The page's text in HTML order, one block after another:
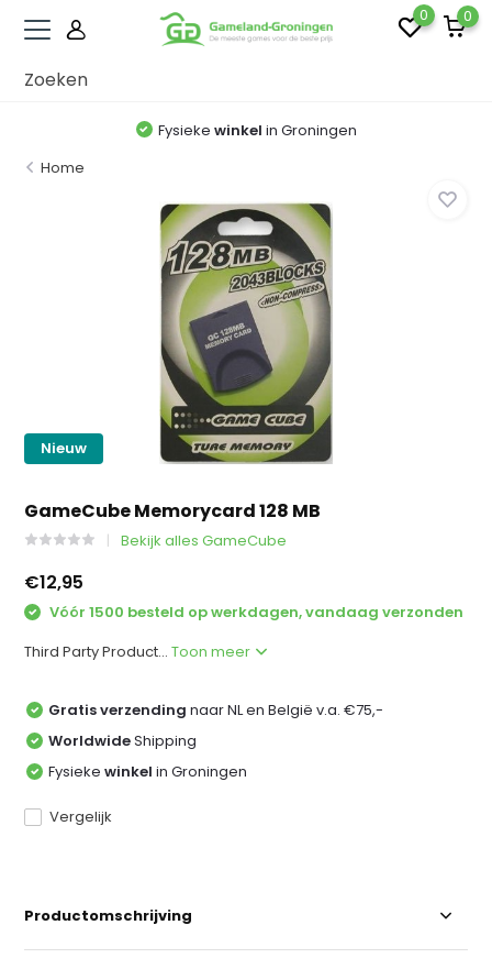
0 0
Fysieke winkel in Groningen
Home
Nieuw
GameCube Memorycard 128 MB
Bekijk alles GameCube
€12,95
Vóór 1500 besteld op werkdagen, vandaag verzonden
Third Party Product...Toon meer
Gratis verzending naar NL en België v.a. €75,-
WorldwideShipping
Fysiekewinkel in Groningen
Vergelijk
Productomschrijving